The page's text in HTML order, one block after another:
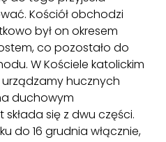
Kościół obchodzi
był on okresem
co pozostało do
W Kościele katolickim
hucznych
duchowym
się z dwu części.
do 16 grudnia włącznie,